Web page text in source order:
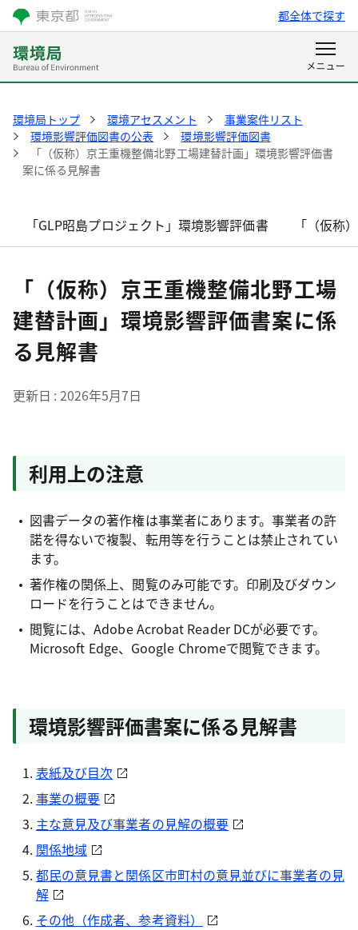
都全体で探す
環境局トップ 環境アセスメント
事業案件リスト
環境影響評価図書の公表
環境影響評価図書
「（仮称）京王重機整備北野工場建替計画」環境影響評価書
案に係る見解書
「GLP昭島プロジェクト」環境影響評価書 「（仮称
「（仮称）京王重機整備北野工場
建替計画」環境影響評価書案に係
る見解書
更新日 2026年5月7日
利用上の注意
図書データの著作権は事業者にあります。事業者の許
諾を得ないで複製、転用等を行うことは禁止されてい
ます。
著作権の関係上、閲覧のみ可能です。印刷及びダウン
ロードを行うことはできません。
閲覧には、Adobe Acrobat Reader DCが必要です。
Microsoft Edge、Google Chromeで閲覧できます。
環境影響評価書案に係る見解書
表紙及び目次
事業の概要
主な意見及び事業者の見解の概要
関係地域
都民の意見書と関係区市町村の意見並びに事業者の見
解
その他（作成者、参考資料）